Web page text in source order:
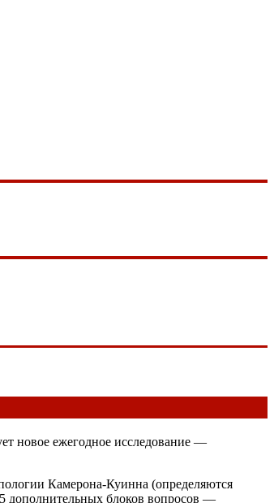
новое ежегодное исследование —
Камерона-Куинна (определяются
дополнительных блоков вопросов —